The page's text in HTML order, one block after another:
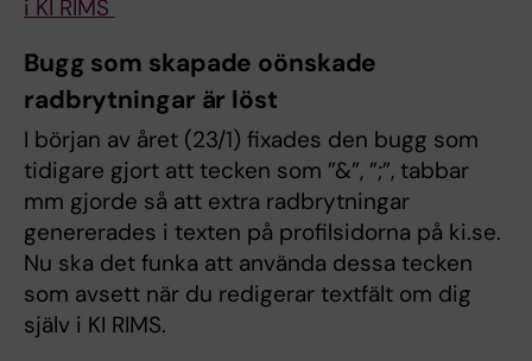
i KI RIMS
Bugg som skapade oönskade
radbrytningar är löst
I början av året (23/1) fixades den bugg som
tidigare gjort att tecken som ”&”, ”;”, tabbar
mm gjorde så att extra radbrytningar
genererades i texten på profilsidorna på ki.se.
Nu ska det funka att använda dessa tecken
som avsett när du redigerar textfält om dig
själv i KI RIMS.